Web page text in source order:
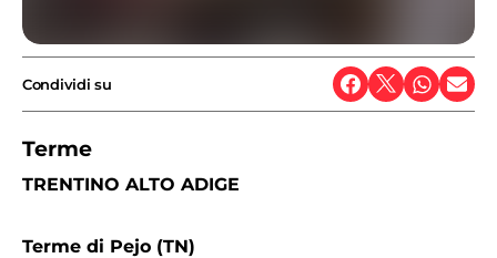
Condividi su
Terme
TRENTINO ALTO ADIGE
Terme di Pejo (TN)